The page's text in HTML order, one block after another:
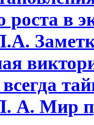
pоста в
А. Мир